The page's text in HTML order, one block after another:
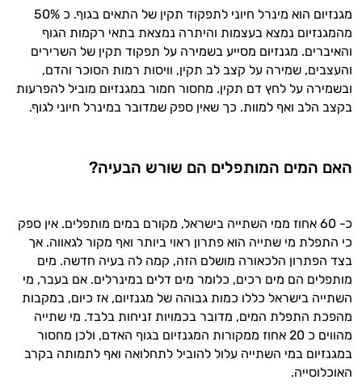
מגנזיום הוא מינרל חיוני לתפקוד תקין של התאים בגוף. כ 50%
מהמגנזיום נמצא בעצמות והיתרה נמצאת בתאי רקמות הגוף
והאיברים. מגנזיום מסייע בשמירה על תפקוד תקין של השרירים
והעצבים, שמירה על קצב לב תקין, וויסות רמות הסוכר והדם,
ובשמירה על לחץ דם תקין. מחסור חמור במגנזיום מוביל להפרעות
בקצב הלב ואף למוות. כך שאין ספק שמדובר במינרל חיוני לגוף.
האם המים המותפלים הם שורש הבעיה?
כ- 60 אחוז ממי השתייה בישראל, מקורם במים מותפלים. אין ספק
כי התפלת מי שתייה הוא פתרון ראוי ביותר ואף מקור לגאווה. אך
בצד הפתרון הלכאורה מושלם הזה, קמה לה בעיה חדשה. מים
מותפלים הם מים רכים, כלומר מים דלים במינרלים. אם בעבר, מי
השתייה בישראל כללו כמות גבוהה של מגנזיום, אז כיום, במקבות
מהפכת התפלת המים, מדובר בכמויות זניחות בלבד. מי שתייה
מהווים כ 20 אחוז ממקורות המגנזיום בגוף האדם, ולכן מחסור
במגנזיום במי השתייה עלול להוביל לתחלואה ואף לתמותה בקרב
האוכלוסייה.